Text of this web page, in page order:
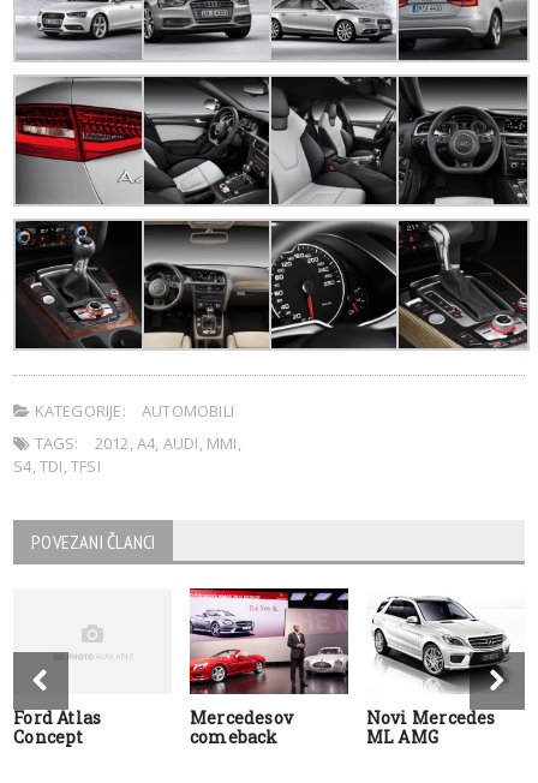
KATEGORIJE:
AUTOMOBILI
TAGS:
2012,A4, AUDI, MMI,
S4,TDI,TFSI
POVEZANI ČLANCI
Ford Atlas
Concept
Mercedesov
comeback
Novi Mercedes
ML AMG